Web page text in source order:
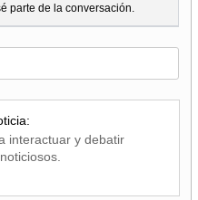
parte de la conversación.
interactuar y debatir